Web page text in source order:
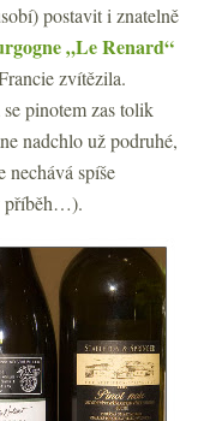
postavit i znatelně
„Le Renard“
zvítězila.
pinotem zas tolik
nadchlo už podruhé,
nechává spíše
příběh…).